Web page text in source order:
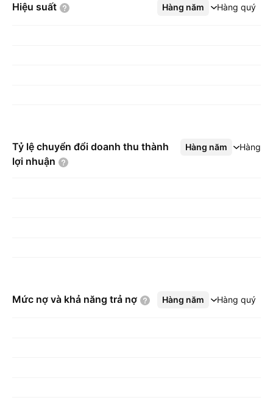
Hiệu suất Hàng năm Hàng quý
Xem thêm
Tỷ lệ chuyển đổi doanh thu thành
lợi nhuận
Hàng năm Hàng
Xem thêm
Mức nợ và khả năng trả nợ Hàng năm Hàng quý
Xem thêm